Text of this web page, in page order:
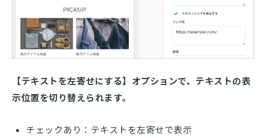
【テキストを左寄せにする】オプションで、テキストの表
示位置を切り替えられます。
チェックあり：テキストを左寄せで表示